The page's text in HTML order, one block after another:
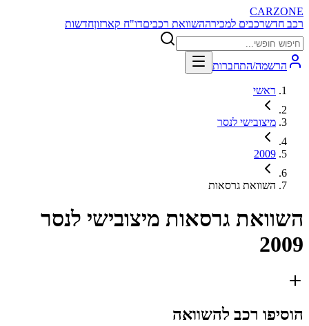
CARZONE
רכב חדשרכבים למכירההשוואת רכביםדו"ח קארזוןחדשות
הרשמה/התחברות
ראשי
מיצובישי לנסר
2009
השוואת גרסאות
השוואת גרסאות מיצובישי לנסר
2009
הוסיפו רכב להשוואה